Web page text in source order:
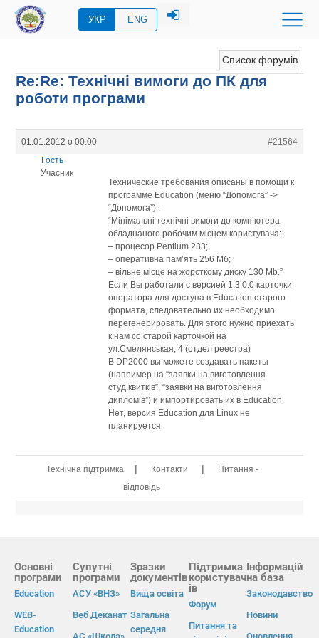
УКР ENG
Список форумів
Re:Re: Технічні вимоги до ПК для
роботи програми
01.01.2012 о 00:00
#21564
Гость
Учасник
Технические требования описаны в помощи к
программе Education (меню “Допомога” ->
“Допомога”) :
“Мінімальні технічні вимоги до комп’ютера
обладнаного робочим місцем користувача:
– процесор Pentium 233;
– оперативна пам’ять 256 Мб;
– вільне місце на жорсткому диску 130 Мb.”
Если Вы работали с версией 1.3.0.0 карточки
оператора для доступа в Education старого
формата, следовательно их необходимо
перегенерировать. Для этого нужно приехать
к нам со старой карточкой на
ул.Смелянськая, 4 (отдел реестра)
В DP2000 вы можете создавать пакеты
(например на “заявки на виготовлення
студ.квитків”, “заявки на виготовлення
дипломів”) и импортировать их в Education.
Нет, версия Education для Linux не
планируется
Технічна підтримка | Контакти |
Питання -
відповідь
Основні
програми
Education
WEB-
Education
Супутні
програми
АСУ «ВНЗ»
Веб Деканат
Зразки
документів
Вища освіта
Загальна
середня
Підтримка
користувач
ів
Форум
Питання та
Інформацій
на база
Законодавство
Новини